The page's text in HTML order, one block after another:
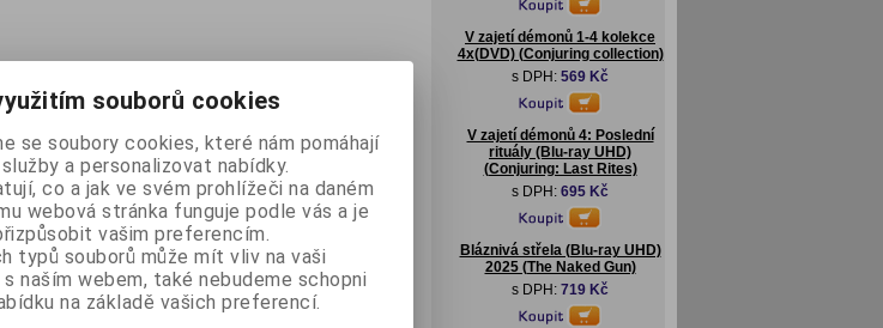
V zajetí démonů 1-4 kolekce
4x(DVD) (Conjuring collection)
s DPH: 569 Kč
V zajetí démonů 4: Poslední
rituály (Blu-ray UHD)
(Conjuring: Last Rites)
s DPH: 695 Kč
Bláznivá střela (Blu-ray UHD)
2025 (The Naked Gun)
s DPH: 719 Kč
souborů cookies
se soubory cookies, které nám pomáhají
a personalizovat nabídky.
co a jak ve svém prohlížeči na daném
webová stránka funguje podle vás a je
vašim preferencím.
typů souborů může mít vliv na vaši
naším webem, také nebudeme schopni
na základě vašich preferencí.